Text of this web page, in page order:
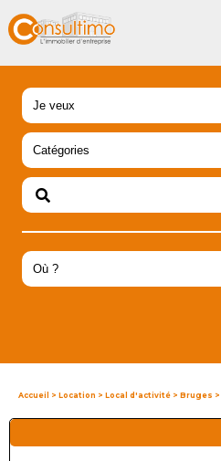
Accueil > Location > Local d'activité > Bruges >